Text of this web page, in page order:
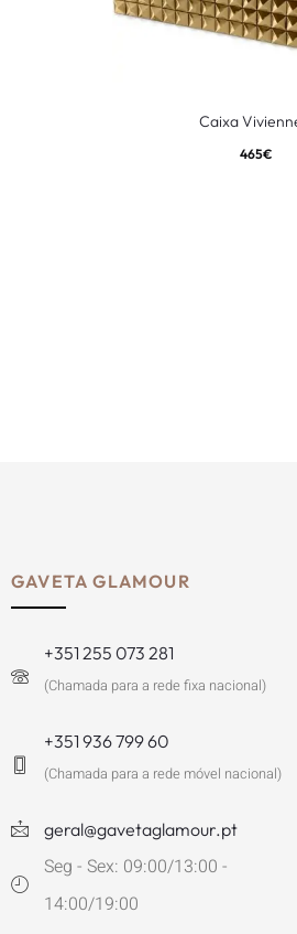
Caixa
465€
GAVETA GLAMOUR
+351 255 073 281
(Chamada para a rede fixa nacional)
+351 936 799 60
(Chamada para a rede móvel nacional)
geral@gavetaglamour.pt
Seg - Sex: 09:00/13:00 -
14:00/19:00